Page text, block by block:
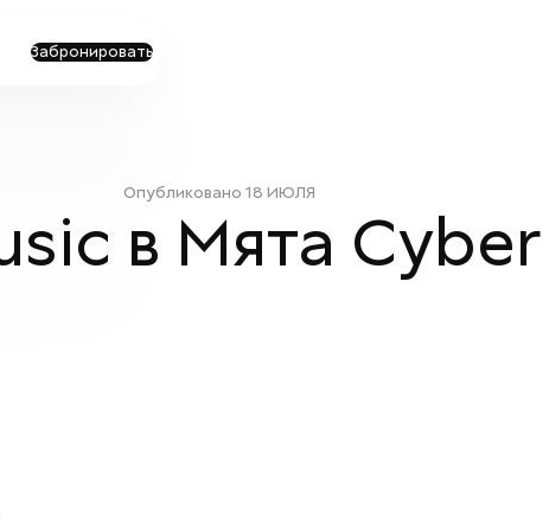
Забронировать
Опубликовано 18 ИЮЛЯ
в Мята